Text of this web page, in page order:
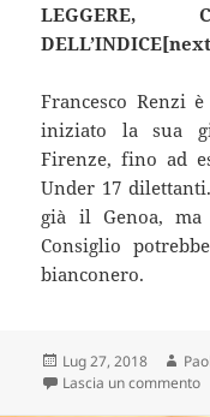
LEGGERE,
Francesco Renzi
iniziato la sua
Firenze, fino ad
Under 17
già il Genoa,
Consiglio
bianconero.
Scritto
il
Lug 27, 2018
Lascia un commento